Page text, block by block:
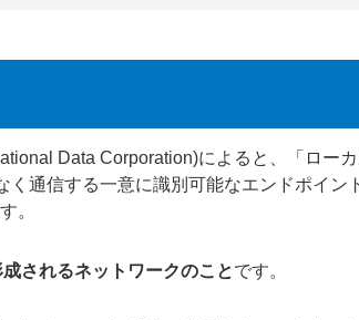
Data Corporation)によると、「ロー
通信する一意に識別可能なエンドポイン
。
されるネットワークのことです。